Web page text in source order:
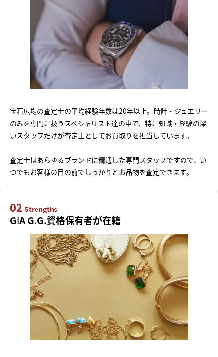
宝石広場の査定士の平均経験年数は20年以上。時計・ジュエリー
のみを専門に扱うスペシャリスト達の中で、特に知識・経験の深
いスタッフだけが査定士としてお買取りを担当しています。
査定士はあらゆるブランドに精通した専門スタッフですので、い
つでもお客様の目の前でしっかりとお品物を査定できます。
02 Strengths
GIA G.G.資格保有者が在籍